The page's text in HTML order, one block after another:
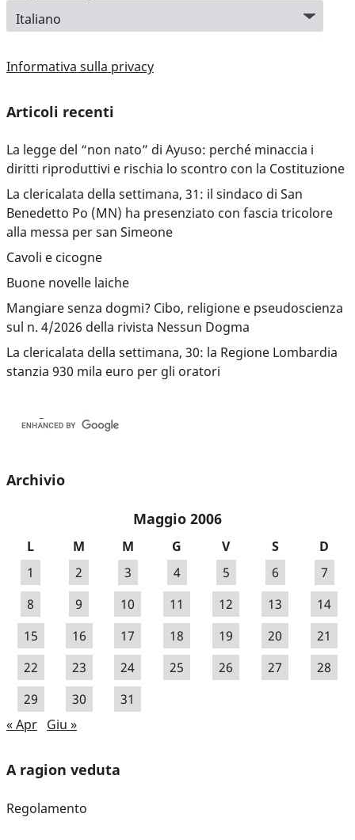
Informativa sulla privacy
Articoli recenti
La legge del “non nato” di Ayuso: perché minaccia i
diritti riproduttivi e rischia lo scontro con la Costituzione
La clericalata della settimana, 31: il sindaco di San
Benedetto Po (MN) ha presenziato con fascia tricolore
alla messa per san Simeone
Cavoli e cicogne
Buone novelle laiche
Mangiare senza dogmi? Cibo, religione e pseudoscienza
sul n. 4/2026 della rivista Nessun Dogma
La clericalata della settimana, 30: la Regione Lombardia
stanzia 930 mila euro per gli oratori
Archivio
Maggio 2006
L M M G V S
D
1
2 3 4 5 6
7
8
9 10 11 12 13
14
15
16 17 18 19 20
21
22
23 24 25 26 27
28
29
30
31
« Apr Giu »
A ragion veduta
Regolamento